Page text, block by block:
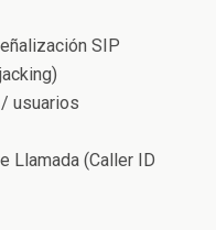
SIP
usuarios
Llamada (Caller ID